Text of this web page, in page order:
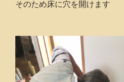
そのため床に穴を開けます